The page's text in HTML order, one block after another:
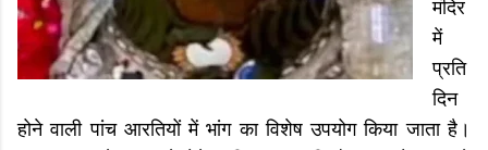
मंदिर
में
प्रति
दिन
होने वाली पांच आरतियों में भांग का विशेष उपयोग किया जाता है।